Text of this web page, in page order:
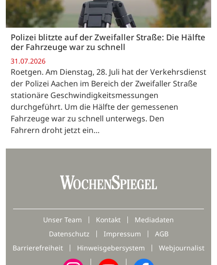
Polizei blitzte auf der Zweifaller Straße: Die Hälfte
der Fahrzeuge war zu schnell
31.07.2026
Roetgen. Am Dienstag, 28. Juli hat der Verkehrsdienst
der Polizei Aachen im Bereich der Zweifaller Straße
stationäre Geschwindigkeitsmessungen
durchgeführt. Um die Hälfte der gemessenen
Fahrzeuge war zu schnell unterwegs. Den
Fahrern droht jetzt ein…
Unser Team Kontakt
Mediadaten
Datenschutz
Impressum
AGB
Barrierefreiheit
Hinweisgebersystem Webjournalist